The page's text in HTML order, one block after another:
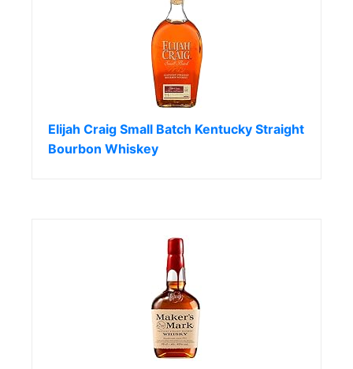
Elijah Craig Small Batch Kentucky Straight
Bourbon Whiskey